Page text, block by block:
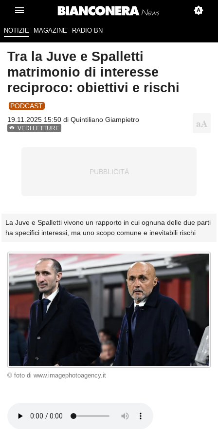
NOTIZIE MAGAZINE RADIO BN
Tra la Juve e Spalletti
matrimonio di interesse
reciproco: obiettivi e rischi
PODCAST
19.11.2025 15:50 di Quintiliano Giampietro
VEDI LETTURE
La Juve e Spalletti vivono un rapporto in cui ognuna delle due parti
ha specifici interessi, ma uno scopo comune e inevitabili rischi
© foto di www.imagephotoagency.it